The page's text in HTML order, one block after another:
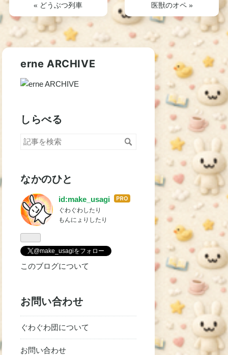
« どうぶつ列車 医獣のオペ »
erne ARCHIVE
しらべる
なかのひと
id:make_usagi はて
ぐわぐわしたり
もんにょりしたり
@make_usagiをフォロー
このブログについて
お問い合わせ
ぐわぐわ団について
お問い合わせ